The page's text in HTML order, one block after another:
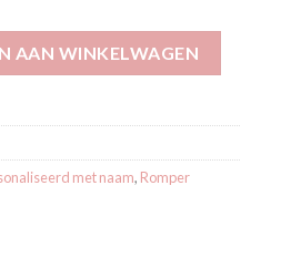
AAN WINKELWAGEN
met naam, Romper